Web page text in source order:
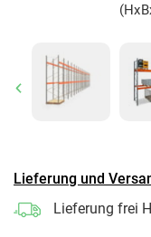
Previous
Lieferung und
Lieferung frei